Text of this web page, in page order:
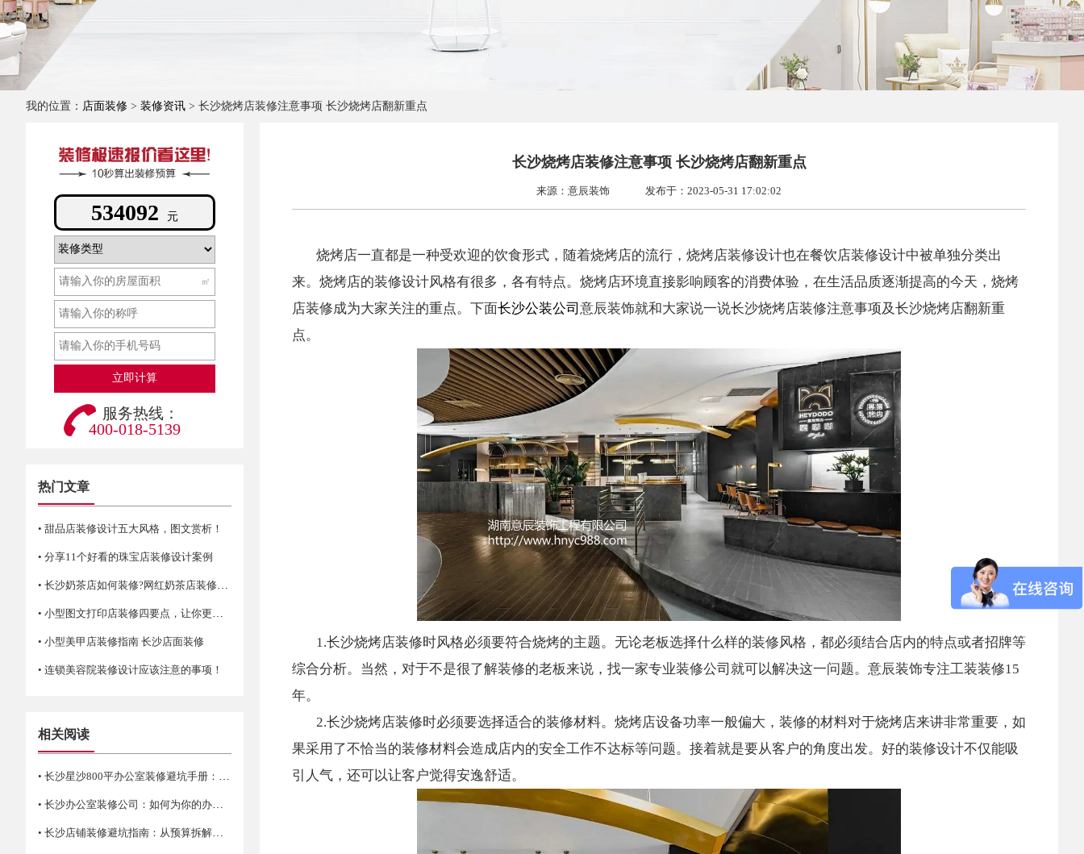
我的位置： 店面装修 > 装修资讯 > 长沙烧烤店装修注意事项 长沙烧烤店翻新重点
311328 元
㎡
服务热线：
400-018-5139
热门文章
• 甜品店装修设计五大风格，图文赏析！
• 分享11个好看的珠宝店装修设计案例
• 长沙奶茶店如何装修?网红奶茶店装修技巧
• 小型图文打印店装修四要点，让你更省空间！
• 小型美甲店装修指南 长沙店面装修
• 连锁美容院装修设计应该注意的事项！
相关阅读
• 长沙星沙800平办公室装修避坑手册：合规、实用、前瞻
• 长沙办公室装修公司：如何为你的办公空间找到合适的选择
• 长沙店铺装修避坑指南：从预算拆解到验收细节
长沙烧烤店装修注意事项 长沙烧烤店翻新重点
来源：意辰装饰 发布于：2023-05-31 17:02:02
烧烤店一直都是一种受欢迎的饮食形式，随着烧烤店的流行，烧烤店装修设计也在餐饮店装修设计中被单独分类出
来。烧烤店的装修设计风格有很多，各有特点。烧烤店环境直接影响顾客的消费体验，在生活品质逐渐提高的今天，烧烤
店装修成为大家关注的重点。下面长沙公装公司 意辰装饰就和大家说一说长沙烧烤店装修注意事项及长沙烧烤店翻新重
点。
1.长沙烧烤店装修时风格必须要符合烧烤的主题。无论老板选择什么样的装修风格，都必须结合店内的特点或者招牌等
综合分析。当然，对于不是很了解装修的老板来说，找一家专业装修公司就可以解决这一问题。意辰装饰专注工装装修15
年。
2.长沙烧烤店装修时必须要选择适合的装修材料。烧烤店设备功率一般偏大，装修的材料对于烧烤店来讲非常重要，如
果采用了不恰当的装修材料会造成店内的安全工作不达标等问题。接着就是要从客户的角度出发。好的装修设计不仅能吸
引人气，还可以让客户觉得安逸舒适。